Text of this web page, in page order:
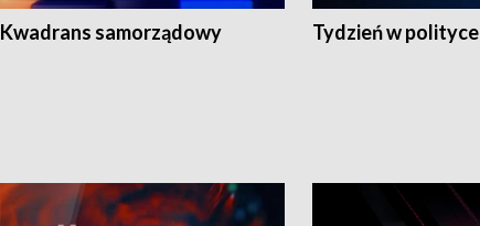
Kwadrans samorządowy Tydzień w polityce